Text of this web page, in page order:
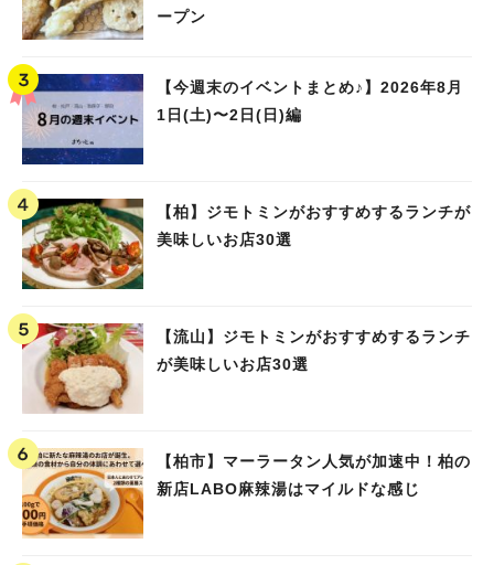
ープン
【今週末のイベントまとめ♪】2026年8月
1日(土)〜2日(日)編
【柏】ジモトミンがおすすめするランチが
美味しいお店30選
【流山】ジモトミンがおすすめするランチ
が美味しいお店30選
【柏市】マーラータン人気が加速中！柏の
新店LABO麻辣湯はマイルドな感じ